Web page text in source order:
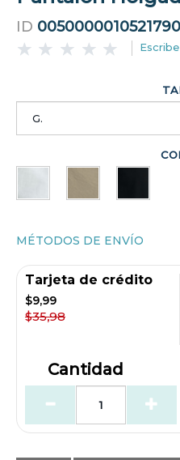
ID
MÉTODOS DE ENVÍO
Tarjeta de crédito
$9,99
$35,98
Cantidad